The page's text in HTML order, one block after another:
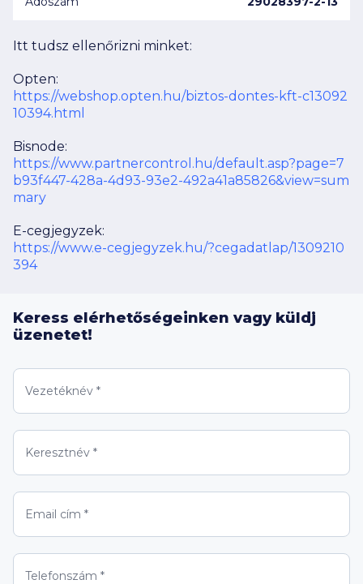
Itt tudsz ellenőrizni minket:
Opten:
https://webshop.opten.hu/biztos-dontes-kft-c13092
10394.html
Bisnode:
https://www.partnercontrol.hu/default.asp?page=7
b93f447-428a-4d93-93e2-492a41a85826&view=sum
mary
E-cegjegyzek:
https://www.e-cegjegyzek.hu/?cegadatlap/1309210
394
Keress elérhetőségeinken vagy küldj
üzenetet!
Vezetéknév *
Keresztnév *
Email cím *
Telefonszám *